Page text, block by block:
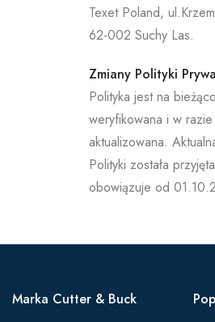
Texet Poland,
62-002 Suchy Las.
Zmiany Polityki
Polityka jest na bieżąco
weryfikowana i w
aktualizowana.
Polityki została
obowiązuje od
Marka Cutter & Buck